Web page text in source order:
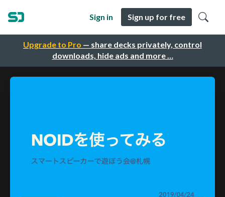
Upgrade to Pro — share decks privately, control
downloads, hide ads and more …
Sign in Sign up for free